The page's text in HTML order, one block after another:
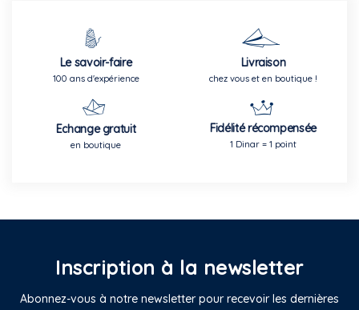
Le savoir-faire
100 ans d'expérience
Livraison
chez vous et en boutique !
Echange gratuit
en boutique
Fidélité récompensée
1 Dinar = 1 point
Inscription à la newsletter
Abonnez-vous à notre newsletter pour recevoir les dernières